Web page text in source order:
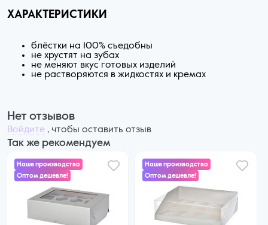
ХАРАКТЕРИСТИКИ
блёстки на 100% съедобны
не хрустят на зубах
не меняют вкус готовых изделий
не растворяются в жидкостях и кремах
Нет отзывов
Войдите , чтобы оставить отзыв
Так же рекомендуем
Наше производство
Оптом дешевле!
73 ₽
60 ₽ за шт. при заказе от 25 шт.
Наше производство
Оптом дешевле!
72 ₽
68 ₽ за шт. при заказе от 50 шт.